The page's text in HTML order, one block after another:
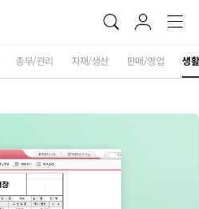
총무/관리 자재/생산 판매/영업 생